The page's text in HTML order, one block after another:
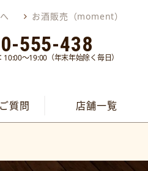
お酒販売（moment）
555-438
10:00～19:00（年末年始除く毎日）
質問 店舗一覧